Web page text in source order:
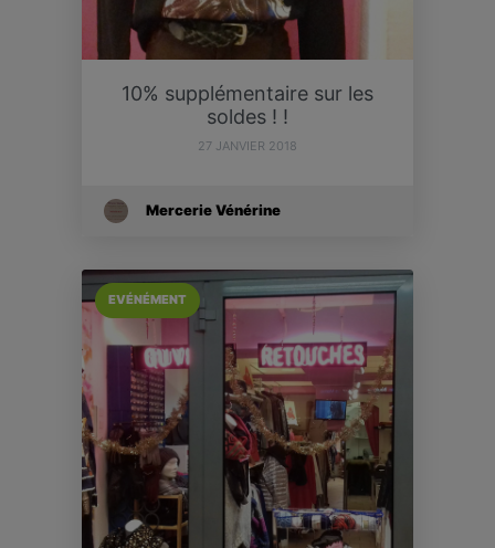
10% supplémentaire sur les
soldes ! !
27 JANVIER 2018
Mercerie Vénérine
EVÉNÉMENT